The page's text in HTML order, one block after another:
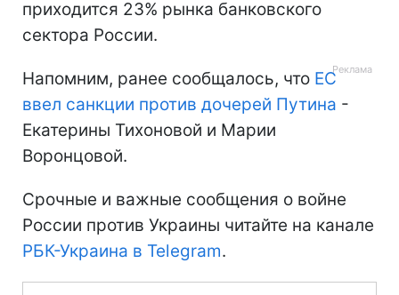
приходится 23% рынка банковского
сектора России.
Напомним, ранее сообщалось, что ЕС
ввел санкции против дочерей Путина -
Екатерины Тихоновой и Марии
Воронцовой.
Срочные и важные сообщения о войне
России против Украины читайте на канале
РБК-Украина в Telegram.